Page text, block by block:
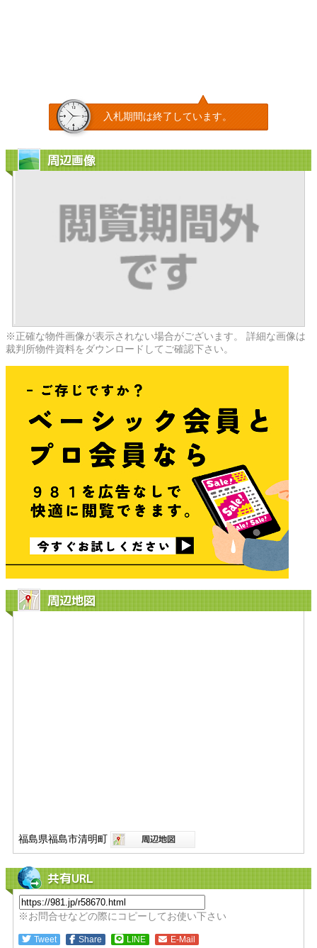
入札期間は終了しています。
周辺画像
※正確な物件画像が表示されない場合がございます。 詳細な画像は
裁判所物件資料をダウンロードしてご確認下さい。
周辺地図
福島県福島市清明町
共有URL
※お問合せなどの際にコピーしてお使い下さい
Tweet Share LINE E-Mail